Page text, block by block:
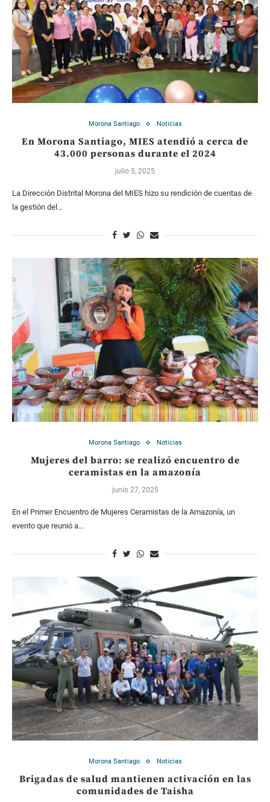
Morona Santiago Noticias
En Morona Santiago, MIES atendió a cerca de
43.000 personas durante el 2024
julio 5, 2025
La Dirección Distrital Morona del MIES hizo su rendición de cuentas de
la gestión del…
Morona Santiago Noticias
Mujeres del barro: se realizó encuentro de
ceramistas en la amazonía
junio 27, 2025
En el Primer Encuentro de Mujeres Ceramistas de la Amazonía, un
evento que reunió a…
Morona Santiago Noticias
Brigadas de salud mantienen activación en las
comunidades de Taisha